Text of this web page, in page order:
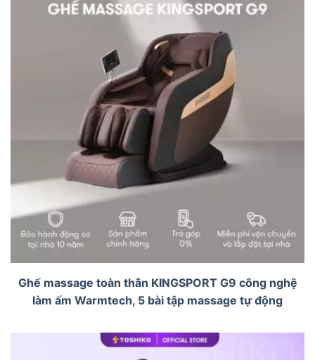
Ghế massage toàn thân KINGSPORT G9 công nghệ
làm ấm Warmtech, 5 bài tập massage tự động